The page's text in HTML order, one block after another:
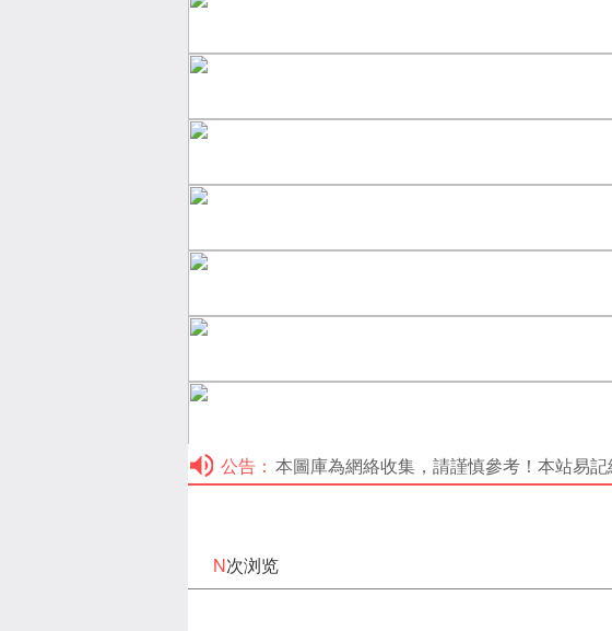
公告： 本圖庫為網絡收集，請謹慎參考！本站易
N次浏览